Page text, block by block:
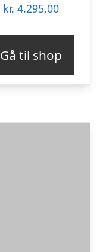
kr. 4.295,00
Gå til shop